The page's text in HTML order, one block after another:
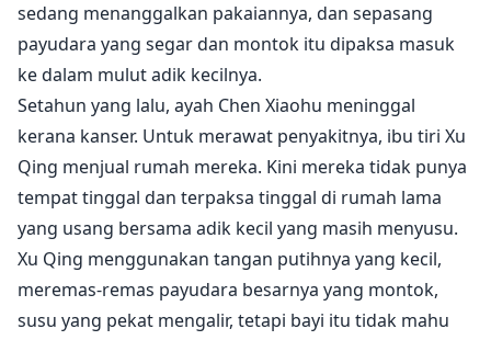
sedang menanggalkan pakaiannya, dan sepasang
payudara yang segar dan montok itu dipaksa masuk
ke dalam mulut adik kecilnya.
Setahun yang lalu, ayah Chen Xiaohu meninggal
kerana kanser. Untuk merawat penyakitnya, ibu tiri Xu
Qing menjual rumah mereka. Kini mereka tidak punya
tempat tinggal dan terpaksa tinggal di rumah lama
yang usang bersama adik kecil yang masih menyusu.
Xu Qing menggunakan tangan putihnya yang kecil,
meremas-remas payudara besarnya yang montok,
susu yang pekat mengalir, tetapi bayi itu tidak mahu